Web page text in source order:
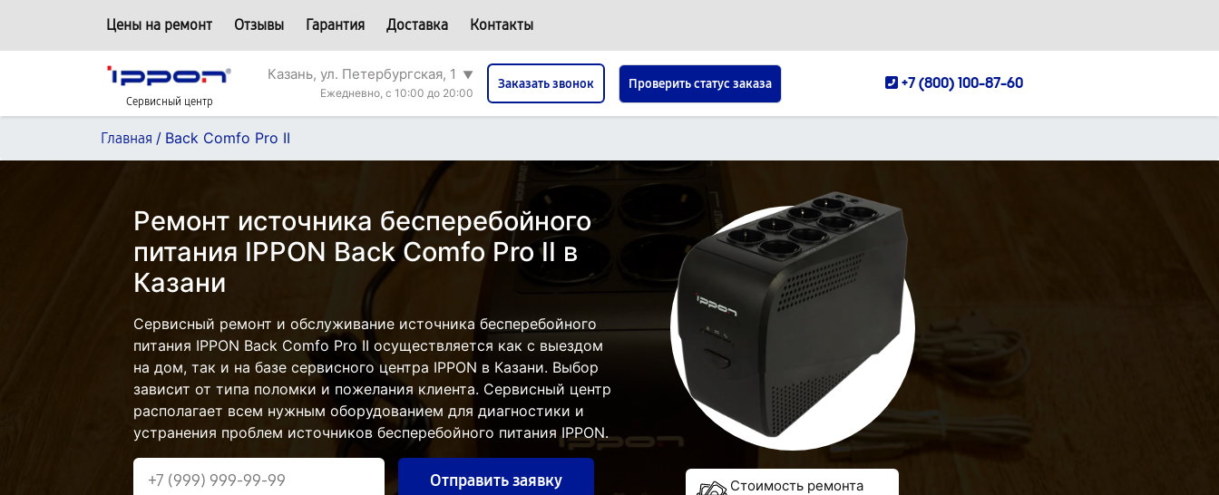
Цены на ремонт Отзывы Гарантия Доставка Контакты
Сервисный центр
Казань, ул. Петербургская, 1
▼
Ежедневно, с 10:00 до 20:00
Заказать звонок Проверить статус заказа +7 (800) 100-87-60
Главная / Back Comfo Pro II
Ремонт источника бесперебойного
питания IPPON Back Comfo Pro II в
Казани
Сервисный ремонт и обслуживание источника бесперебойного
питания IPPON Back Comfo Pro II осуществляется как с выездом
на дом, так и на базе сервисного центра IPPON в Казани. Выбор
зависит от типа поломки и пожелания клиента. Сервисный центр
располагает всем нужным оборудованием для диагностики и
устранения проблем источников бесперебойного питания IPPON.
Отправить заявку Стоимость ремонта